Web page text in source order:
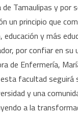
Tamaulipas y por
un principio que
educación y más
por confiar en su
de Enfermería,
facultad seguirá
y una
a la